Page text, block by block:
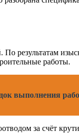
результатам
работы.
выполнения
за счёт